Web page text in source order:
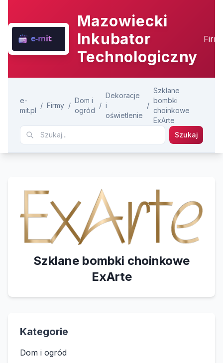
Mazowiecki
Inkubator
Technologiczny
e-
mit.pl
/ Firmy /
Dom i
ogród
/
Dekoracje
i
oświetlenie
/
Szklane
bombki
choinkowe
ExArte
Szukaj
Szklane bombki choinkowe
ExArte
Kategorie
Dom i ogród